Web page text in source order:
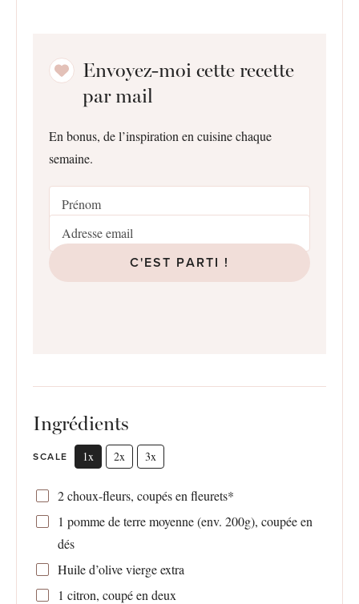
Envoyez-moi cette recette
par mail
En bonus, de l’inspiration en cuisine chaque
semaine.
C'EST PARTI !
Ingrédients
SCALE 1x 2x 3x
2choux-fleurs, coupés en fleurets*
1 pomme de terre moyenne (env. 200g), coupée en
dés
Huile d’olive vierge extra
1 citron, coupé en deux